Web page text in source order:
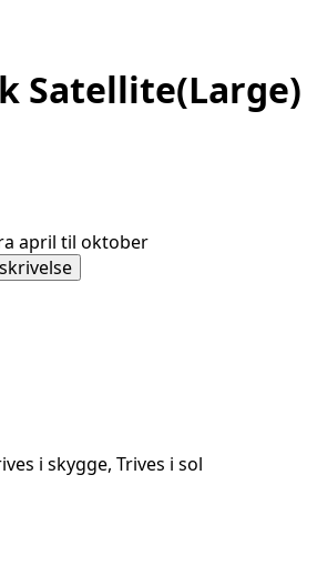
Satellite(Large)
april til oktober
i skygge, Trives i sol